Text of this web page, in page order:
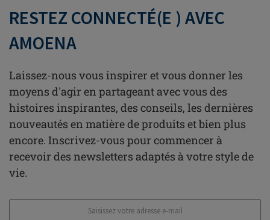
RESTEZ CONNECTÉ(E ) AVEC
AMOENA
Laissez-nous vous inspirer et vous donner les
moyens d'agir en partageant avec vous des
histoires inspirantes, des conseils, les dernières
nouveautés en matière de produits et bien plus
encore. Inscrivez-vous pour commencer à
recevoir des newsletters adaptés à votre style de
vie.